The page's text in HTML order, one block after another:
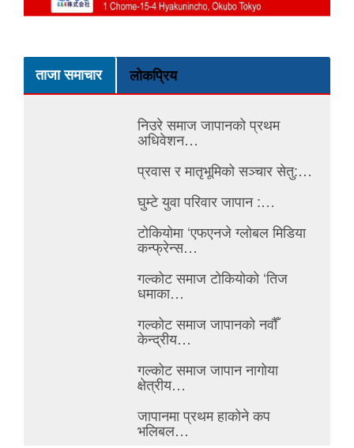
ताजा समाचार लोकप्रिय
निउरे समाज जापानको प्रथम
अधिवेशन…
प्रवास र मातृभूमिको सञ्चार सेतु:…
घुम्टे युवा परिवार जापान :…
टोकियोमा ‘एफएनजे ग्लोबल मिडिया
कन्फ्रेन्स…
गल्कोट समाज टोकियोको ‘तिज
धमाका…
गल्कोट समाज जापानको नवौँ
केन्द्रीय…
गल्कोट समाज जापान नागोया
क्षेत्रीय…
जापानमा प्रथम हाकोने कप
भलिबल…